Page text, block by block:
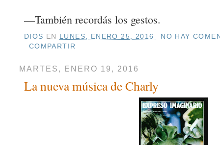
—También recordás los gestos.
DIOS EN LUNES, ENERO 25, 2016
NO HAY
COMPARTIR
MARTES, ENERO 19, 2016
La nueva música de Charly